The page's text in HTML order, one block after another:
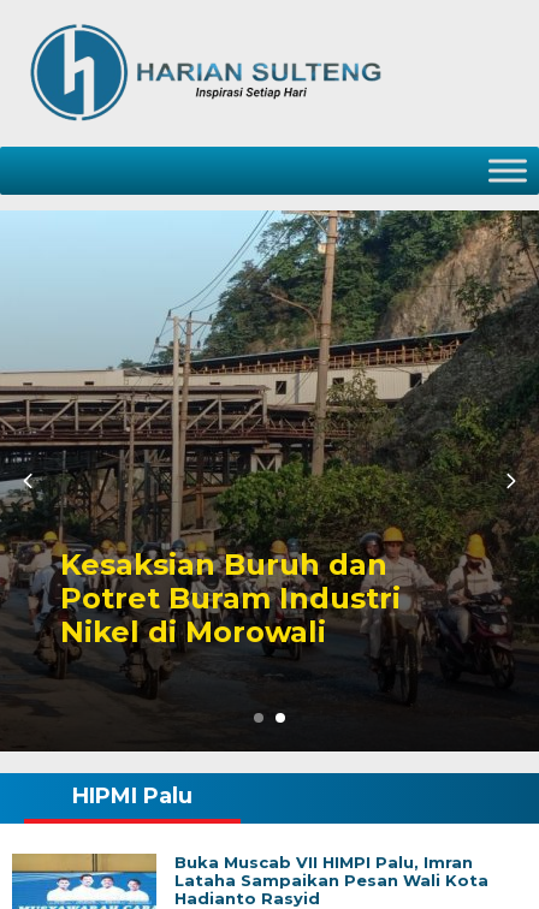
Sengketa Perizinan
Tambang yang Mengiringi
Karier Politik Anwar Hafid
HIPMI Palu
Buka Muscab VII HIMPI Palu, Imran
Lataha Sampaikan Pesan Wali Kota
Hadianto Rasyid